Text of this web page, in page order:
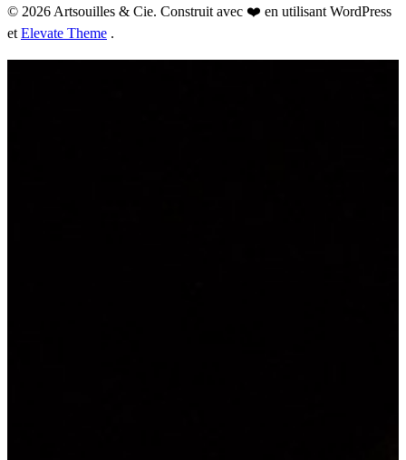
© 2026 Artsouilles & Cie. Construit avec ❤️ en utilisant WordPress
et Elevate Theme .